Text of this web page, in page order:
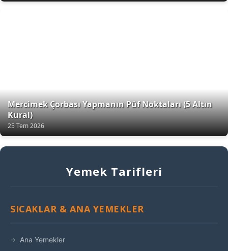
Mercimek Çorbası Yapmanın Püf Noktaları (5 Altın
Kural)
25 Tem 2026
Yemek Tarifleri
SICAKLAR & ANA YEMEKLER
Ana Yemekler